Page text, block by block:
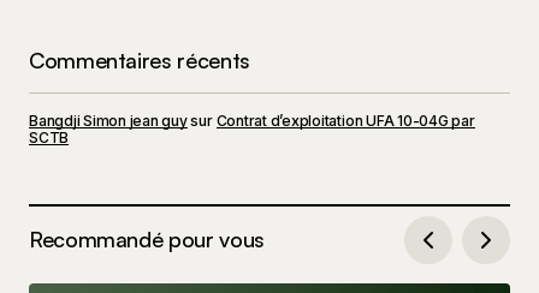
Commentaires récents
Bangdji Simon jean guysur Contrat d’exploitation UFA 10-04G par
SCTB
Recommandé pour vous